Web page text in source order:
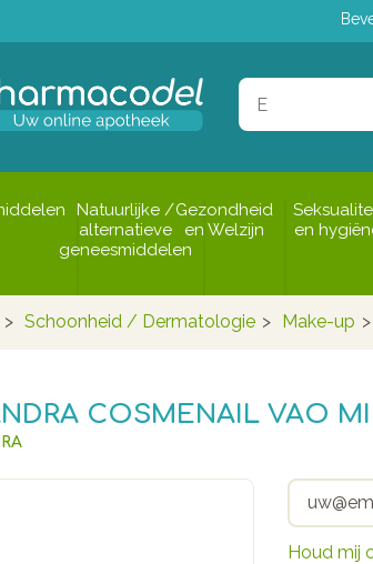
Natuurlijke /
alternatieve
geneesmiddelen
Gezondheid
en Welzijn
en
> Schoonheid / Dermatologie > Make-up >
COSMENAIL VAO
Houd mij